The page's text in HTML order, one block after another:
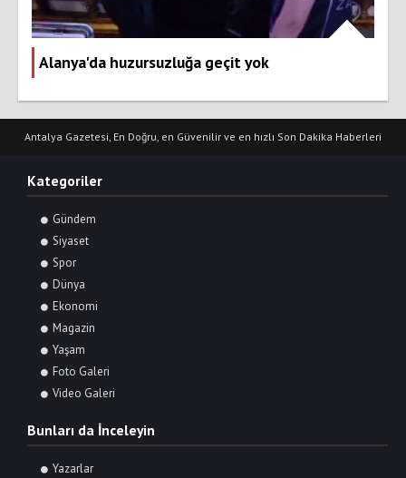
Alanya'da huzursuzluğa geçit yok
Antalya Gazetesi, En Doğru, en Güvenilir ve en hızlı Son Dakika Haberleri
Kategoriler
Gündem
Siyaset
Spor
Dünya
Ekonomi
Magazin
Yaşam
Foto Galeri
Video Galeri
Bunları da İnceleyin
Yazarlar